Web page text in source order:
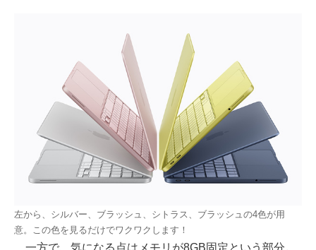
左から、シルバー、ブラッシュ、シトラス、ブラッシュの4色が用
意。この色を見るだけでワクワクします！